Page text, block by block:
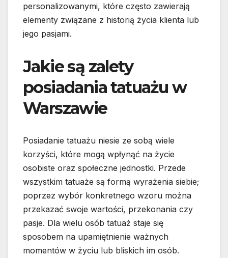
personalizowanymi, które często zawierają
elementy związane z historią życia klienta lub
jego pasjami.
Jakie są zalety
posiadania tatuażu w
Warszawie
Posiadanie tatuażu niesie ze sobą wiele
korzyści, które mogą wpłynąć na życie
osobiste oraz społeczne jednostki. Przede
wszystkim tatuaże są formą wyrażenia siebie;
poprzez wybór konkretnego wzoru można
przekazać swoje wartości, przekonania czy
pasje. Dla wielu osób tatuaż staje się
sposobem na upamiętnienie ważnych
momentów w życiu lub bliskich im osób.